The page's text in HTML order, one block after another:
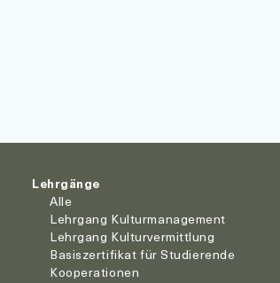
Lehrgänge
Alle
Lehrgang Kulturmanagement
Lehrgang Kulturvermittlung
Basiszertifikat für Studierende
Kooperationen